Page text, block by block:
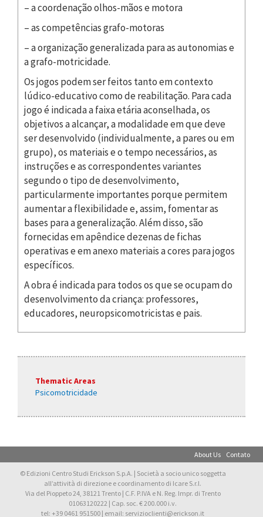
– a coordenação olhos-mãos e motora
– as competências grafo-motoras
– a organização generalizada para as autonomias e
a grafo-motricidade.
Os jogos podem ser feitos tanto em contexto
lúdico-educativo como de reabilitação. Para cada
jogo é indicada a faixa etária aconselhada, os
objetivos a alcançar, a modalidade em que deve
ser desenvolvido (individualmente, a pares ou em
grupo), os materiais e o tempo necessários, as
instruções e as correspondentes variantes
segundo o tipo de desenvolvimento,
particularmente importantes porque permitem
aumentar a flexibilidade e, assim, fomentar as
bases para a generalização. Além disso, são
fornecidas em apêndice dezenas de fichas
operativas e em anexo materiais a cores para jogos
específicos.
A obra é indicada para todos os que se ocupam do
desenvolvimento da criança: professores,
educadores, neuropsicomotricistas e pais.
Thematic Areas
Psicomotricidade
About Us Contato
© Edizioni Centro Studi Erickson S.p.A. | Società a socio unico soggetta
all’attività di direzione e coordinamento di Icare S.r.l.
Via del Pioppeto 24, 38121 Trento | C.F. P.IVA e N. Reg. Impr. di Trento
01063120222 | Cap. soc. € 200.000 i.v.
tel: +39 0461 951500 | email: servizioclienti@erickson.it